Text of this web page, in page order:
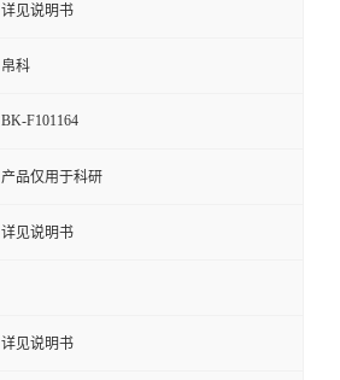
详见说明书
帛科
BK-F101164
产品仅用于科研
详见说明书
详见说明书